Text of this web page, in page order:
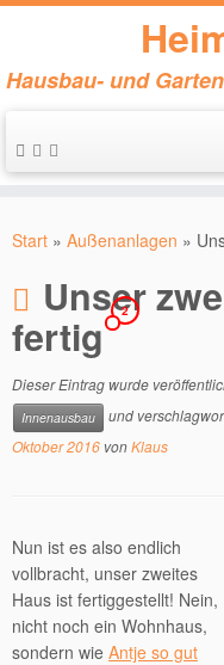
Inhalt
Hausbau- und
Start » Außenanlagen »
Unser
fertig 2
Dieser Eintrag wurde
Innenausbau
und
Oktober 2016 vonKlaus
Nun ist es also endlich
vollbracht, unser zweites
Haus ist fertiggestellt! Nein,
nicht noch ein Wohnhaus,
sondern wie Antje so gut